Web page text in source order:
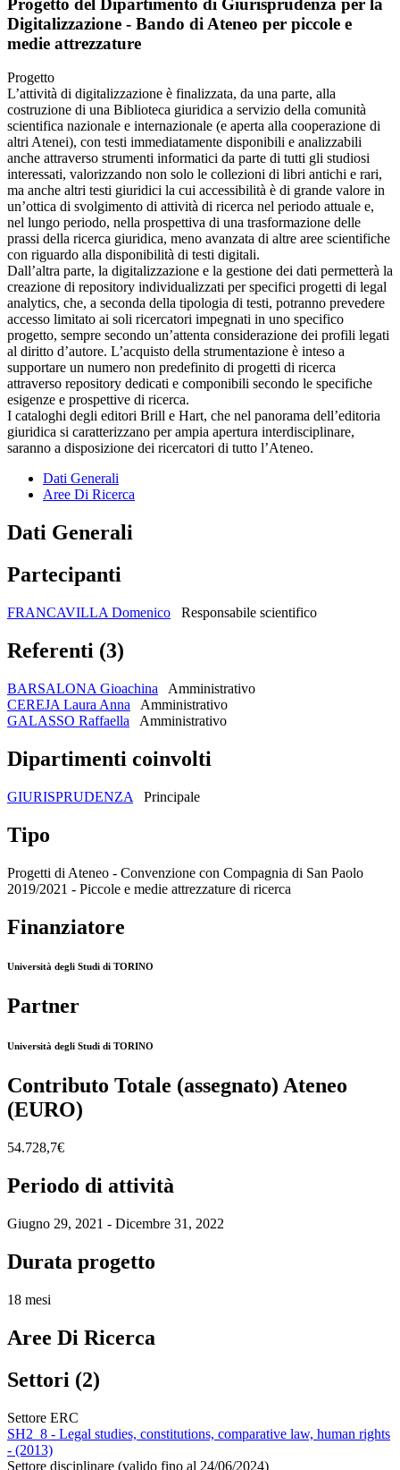
Progetto del Dipartimento di Giurisprudenza per la
Digitalizzazione - Bando di Ateneo per piccole e
medie attrezzature
Progetto
L’attività di digitalizzazione è finalizzata, da una parte, alla
costruzione di una Biblioteca giuridica a servizio della comunità
scientifica nazionale e internazionale (e aperta alla cooperazione di
altri Atenei), con testi immediatamente disponibili e analizzabili
anche attraverso strumenti informatici da parte di tutti gli studiosi
interessati, valorizzando non solo le collezioni di libri antichi e rari,
ma anche altri testi giuridici la cui accessibilità è di grande valore in
un’ottica di svolgimento di attività di ricerca nel periodo attuale e,
nel lungo periodo, nella prospettiva di una trasformazione delle
prassi della ricerca giuridica, meno avanzata di altre aree scientifiche
con riguardo alla disponibilità di testi digitali.
Dall’altra parte, la digitalizzazione e la gestione dei dati permetterà la
creazione di repository individualizzati per specifici progetti di legal
analytics, che, a seconda della tipologia di testi, potranno prevedere
accesso limitato ai soli ricercatori impegnati in uno specifico
progetto, sempre secondo un’attenta considerazione dei profili legati
al diritto d’autore. L’acquisto della strumentazione è inteso a
supportare un numero non predefinito di progetti di ricerca
attraverso repository dedicati e componibili secondo le specifiche
esigenze e prospettive di ricerca.
I cataloghi degli editori Brill e Hart, che nel panorama dell’editoria
giuridica si caratterizzano per ampia apertura interdisciplinare,
saranno a disposizione dei ricercatori di tutto l’Ateneo.
Dati Generali
Aree Di Ricerca
Dati Generali
Partecipanti
FRANCAVILLA Domenico Responsabile scientifico
Referenti (3)
BARSALONA Gioachina
Amministrativo
CEREJA Laura Anna
Amministrativo
GALASSO Raffaella
Amministrativo
Dipartimenti coinvolti
GIURISPRUDENZA Principale
Tipo
Progetti di Ateneo - Convenzione con Compagnia di San Paolo
2019/2021 - Piccole e medie attrezzature di ricerca
Finanziatore
Università degli Studi di TORINO
Partner
Università degli Studi di TORINO
Contributo Totale (assegnato) Ateneo
(EURO)
54.728,7€
Periodo di attività
Giugno 29, 2021 - Dicembre 31, 2022
Durata progetto
18 mesi
Aree Di Ricerca
Settori (2)
Settore ERC
SH2_8 - Legal studies, constitutions, comparative law, human rights
- (2013)
Settore disciplinare (valido fino al 24/06/2024)